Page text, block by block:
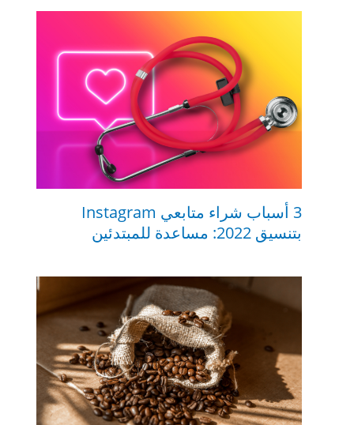
3 أسباب شراء متابعي Instagram
بتنسيق 2022: مساعدة للمبتدئين